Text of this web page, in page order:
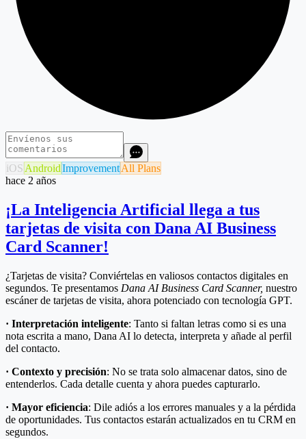
iOS AndroidImprovementAll Plans
hace 2 años
¡La Inteligencia Artificial llega a tus
tarjetas de visita con Dana AI Business
Card Scanner!
¿Tarjetas de visita? Conviértelas en valiosos contactos digitales en
segundos. Te presentamos Dana AI Business Card Scanner, nuestro
escáner de tarjetas de visita, ahora potenciado con tecnología GPT.
· Interpretación inteligente: Tanto si faltan letras como si es una
nota escrita a mano, Dana AI lo detecta, interpreta y añade al perfil
del contacto.
· Contexto y precisión: No se trata solo almacenar datos, sino de
entenderlos. Cada detalle cuenta y ahora puedes capturarlo.
· Mayor eficiencia: Dile adiós a los errores manuales y a la pérdida
de oportunidades. Tus contactos estarán actualizados en tu CRM en
segundos.